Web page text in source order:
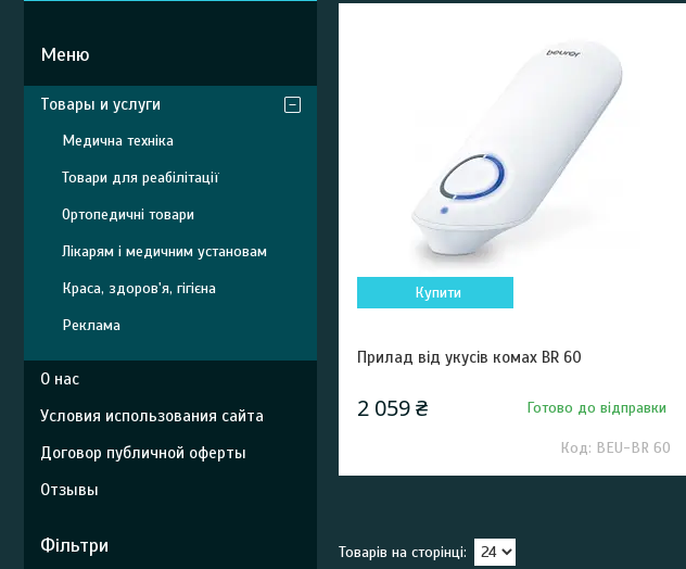
Купити
Прилад від укусів комах BR 60
2 059 ₴ Готово до відправки
BEU-BR 60
Товары и услуги
Медична техніка
Товари для реабілітації
Ортопедичні товари
Лікарям і медичним установам
Краса, здоров'я, гігієна
Реклама
О нас
Условия использования сайта
Договор публичной оферты
Отзывы
Фільтри